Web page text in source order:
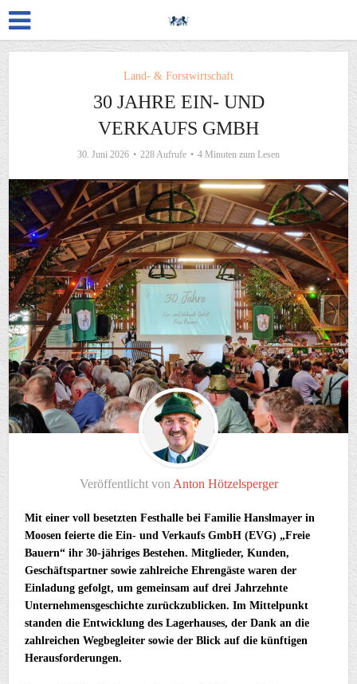
Land- & Forstwirtschaft
30 JAHRE EIN- UND
VERKAUFS GMBH
30. Juni 2026 228 Aufrufe 4 Minuten zum Lesen
Veröffentlicht von Anton Hötzelsperger
Mit einer voll besetzten Festhalle bei Familie Hanslmayer in
Moosen feierte die Ein- und Verkaufs GmbH (EVG) „Freie
Bauern“ ihr 30-jähriges Bestehen. Mitglieder, Kunden,
Geschäftspartner sowie zahlreiche Ehrengäste waren der
Einladung gefolgt, um gemeinsam auf drei Jahrzehnte
Unternehmensgeschichte zurückzublicken. Im Mittelpunkt
standen die Entwicklung des Lagerhauses, der Dank an die
zahlreichen Wegbegleiter sowie der Blick auf die künftigen
Herausforderungen.